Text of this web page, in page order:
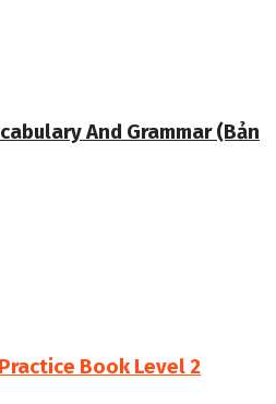
And Grammar (Bản
Book Level 2